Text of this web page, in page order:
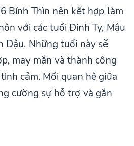
Bính Thìn nên kết hợp làm
với các tuổi Đinh Tỵ, Mậu
Dậu. Những tuổi này sẽ
may mắn và thành công
cảm. Mối quan hệ giữa
cường sự hỗ trợ và gắn